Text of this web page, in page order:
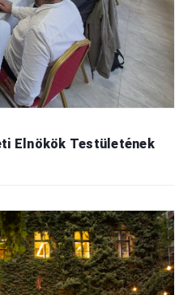
Elnökök Testületének